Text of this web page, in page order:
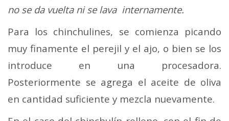
no se da vuelta ni se lava internamente.
Para los chinchulines, se comienza picando
muy finamente el perejil y el ajo, o bien se los
introduce en una procesadora.
Posteriormente se agrega el aceite de oliva
en cantidad suficiente y mezcla nuevamente.